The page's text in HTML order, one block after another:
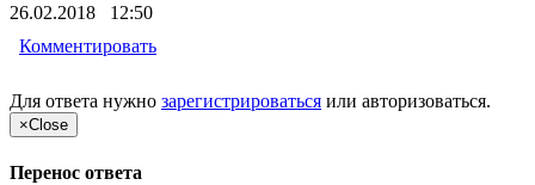
26.02.2018 12:50
Комментировать
Для ответа нужно зарегистрироваться или авторизоваться.
×Close
Перенос ответа